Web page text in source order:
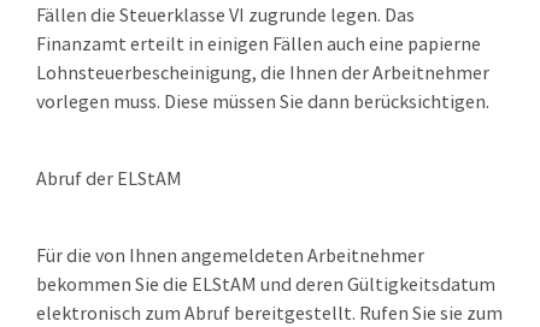
Fällen die Steuerklasse VI zugrunde legen. Das
Finanzamt erteilt in einigen Fällen auch eine papierne
Lohnsteuerbescheinigung, die Ihnen der Arbeitnehmer
vorlegen muss. Diese müssen Sie dann berücksichtigen.
Abruf der ELStAM
Für die von Ihnen angemeldeten Arbeitnehmer
bekommen Sie die ELStAM und deren Gültigkeitsdatum
elektronisch zum Abruf bereitgestellt. Rufen Sie sie zum